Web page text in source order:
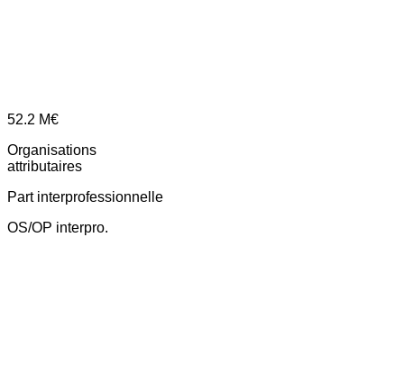
52.2 M€
Organisations
attributaires
Part interprofessionnelle
OS/OP interpro.